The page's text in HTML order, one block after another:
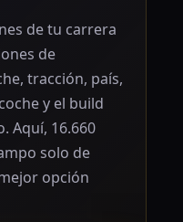
de tu carrera
de
tracción, país,
y el build
Aquí, 16.660
solo de
opción